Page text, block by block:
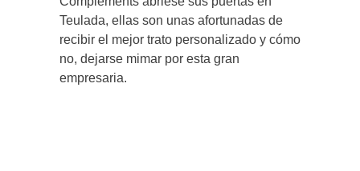
Teulada, ellas son unas afortunadas de
recibir el mejor trato personalizado y cómo
no, dejarse mimar por esta gran
empresaria.